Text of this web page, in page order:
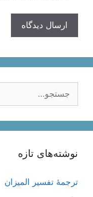
نوشته‌های تازه
ترجمۀ تفسیر المیزان